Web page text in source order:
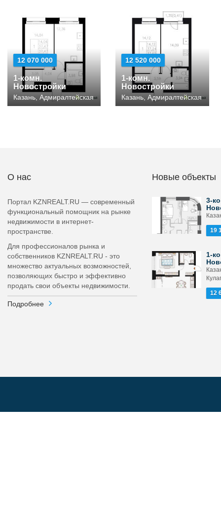
12 070 000
1-комн.
Новостройки
Казань, Адмиралтейская
12 520 000
1-комн.
Новостройки
Казань, Адмиралтейская
О нас
Портал KZNREALT.RU — современный
функциональный помощник на рынке
недвижимости в интернет-
пространстве.
Для профессионалов рынка и
собственников KZNREALT.RU - это
множество актуальных возможностей,
позволяющих быстро и эффективно
продать свои объекты недвижимости.
Подробнее
Новые объекты
3-
19
1-
12